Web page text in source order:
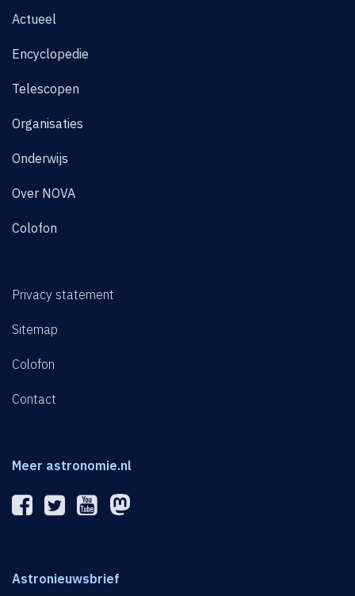
Actueel
Encyclopedie
Telescopen
Organisaties
Onderwijs
Over NOVA
Colofon
Privacy statement
Sitemap
Colofon
Contact
Meer astronomie.nl
Astronieuwsbrief